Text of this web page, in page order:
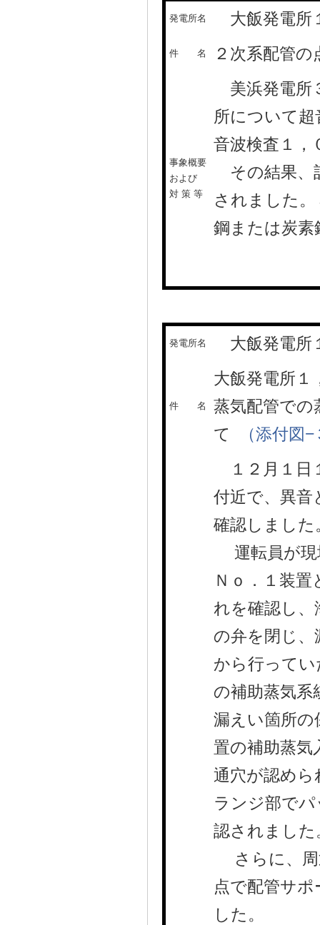
発電所名 大飯発電所
件 名 ２次系配管
事象概要
および
対 策 等
美浜発電所
所について
音波検査１，
その結果、
されました
鋼または炭素
発電所名 大飯発電所
件 名
大飯発電所１
蒸気配管での
て
（添付図
１２月１日
付近で、異音
確認しました
運転員が現
Ｎｏ．１装
れを確認し、
の弁を閉じ
から行ってい
の補助蒸気
漏えい箇所の
置の補助蒸気
通穴が認めら
ランジ部で
認されました
さらに、周
点で配管サ
した。